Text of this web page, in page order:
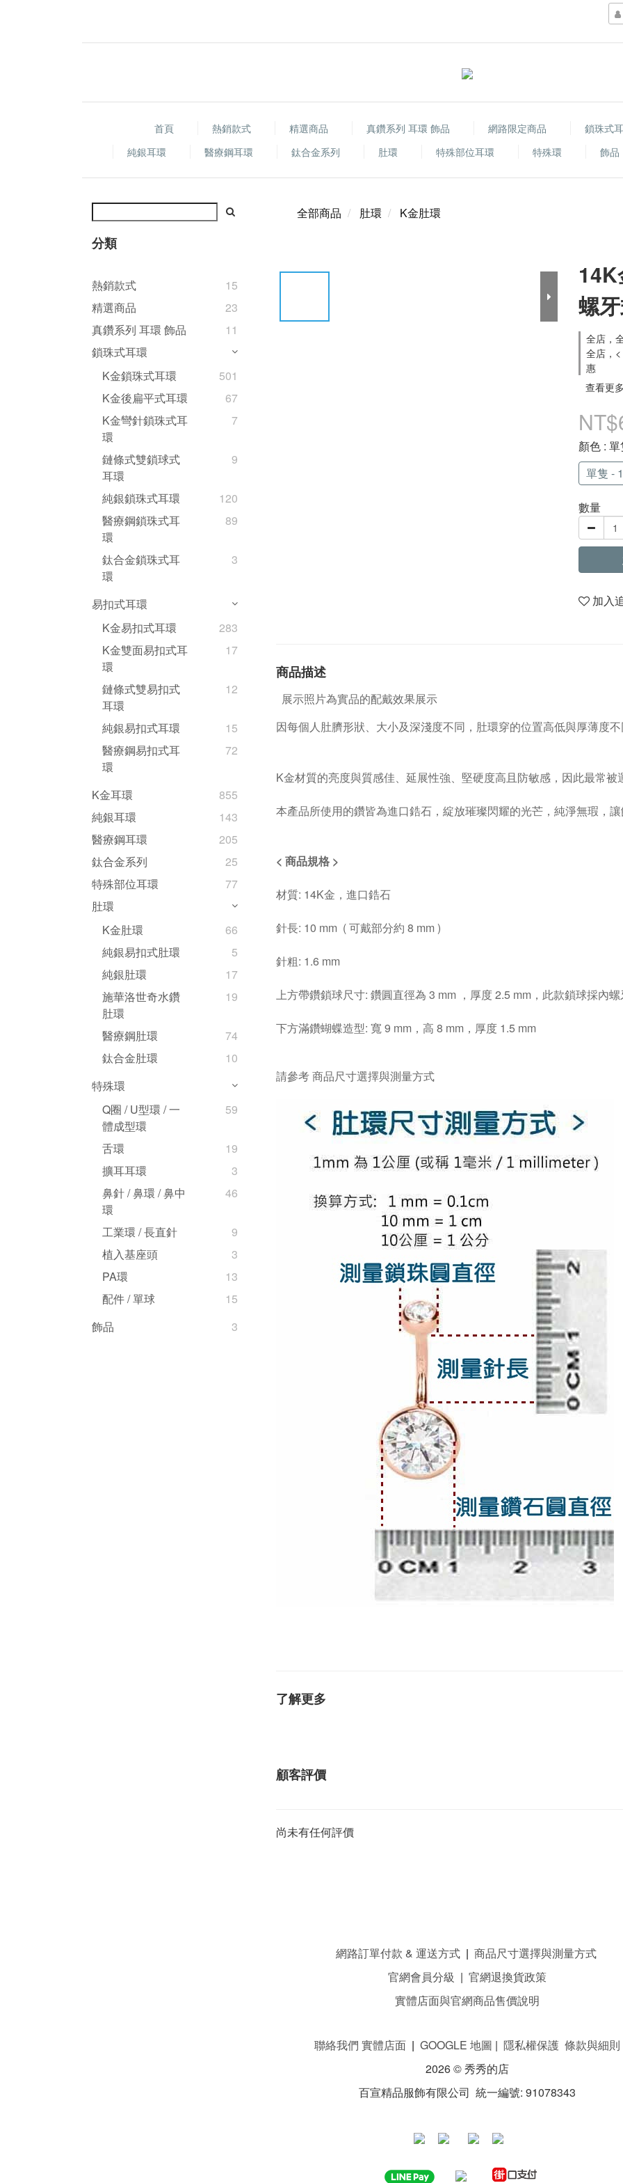
首頁 熱銷款式 精選商品 真鑽系列 耳環 飾品 網路限定商品 鎖珠式
純銀耳環
醫療鋼耳環 鈦合金系列 肚環 特殊部位耳環 特殊環 飾品
分類
熱銷款式
15
精選商品
23
真鑽系列 耳環 飾品
11
鎖珠式耳環
K金鎖珠式耳環
501
K金後扁平式耳環
67
K金彎針鎖珠式耳
環
7
鏈條式雙鎖球式
耳環
9
純銀鎖珠式耳環
120
醫療鋼鎖珠式耳
環
89
鈦合金鎖珠式耳
環
3
易扣式耳環
K金易扣式耳環
283
K金雙面易扣式耳
環
17
鏈條式雙易扣式
耳環
12
純銀易扣式耳環
15
醫療鋼易扣式耳
環
72
K金耳環
855
純銀耳環
143
醫療鋼耳環
205
鈦合金系列
25
特殊部位耳環
77
肚環
K金肚環
66
純銀易扣式肚環
5
純銀肚環
17
施華洛世奇水鑽
肚環
19
醫療鋼肚環
74
鈦合金肚環
10
特殊環
Q圈 / U型環 / 一
體成型環
59
舌環
19
擴耳耳環
3
鼻針 / 鼻環 / 鼻中
環
46
工業環 / 長直針
9
植入基座頭
3
PA環
13
配件 / 單球
15
飾品
3
全部商品 肚環 K金肚環
螺
全店，
全店，
惠
查看更多
顏色 :
單隻 -
數量
加入
商品描述
展示照片為實品的配戴效果展示
因每個人肚臍形狀、大小及深淺度不同，肚環穿的位置高低與厚薄度
K金材質的亮度與質感佳、延展性強、堅硬度高且防敏感，因此最常被
本產品所使用的鑽皆為進口鋯石，綻放璀璨閃耀的光芒，純淨無瑕，
< 商品規格 >
材質: 14K金，進口鋯石
針長: 10 mm ( 可戴部分約 8 mm )
針粗: 1.6 mm
上方帶鑽鎖球尺寸: 鑽圓直徑為 3 mm ，厚度 2.5 mm，此款鎖球採內
下方滿鑽蝴蝶造型: 寬 9 mm，高 8 mm，厚度 1.5 mm
請參考商品尺寸選擇與測量方式
了解更多
顧客評價
尚未有任何評價
網路訂單付款 & 運送方式| 商品尺寸選擇與測量方式
官網會員分級 | 官網退換貨政策
實體店面與官網商品售價說明
聯絡我們 實體店面 | GOOGLE 地圖 | 隱私權保護 條款與細則
2026 © 秀秀的店
百宣精品服飾有限公司 統一編號: 91078343